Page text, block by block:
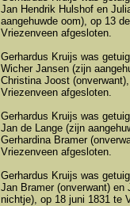
Jan Hendrik Hulshof en
aangehuwde oom), op 13
Vriezenveen afgesloten.
Gerhardus Kruijs was
Wicher Jansen (zijn
Christina Joost
Vriezenveen afgesloten.
Gerhardus Kruijs was
Jan de Lange (zijn
Gerhardina Bramer
Vriezenveen afgesloten.
Gerhardus Kruijs was
Jan Bramer (onverwant) en
nichtje), op 18 juni 1831 te